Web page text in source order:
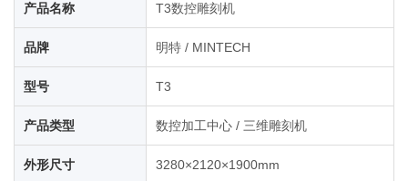
产品名称 T3数控雕刻机
品牌 明特 / MINTECH
型号 T3
产品类型 数控加工中心 / 三维雕刻机
外形尺寸 3280×2120×1900mm